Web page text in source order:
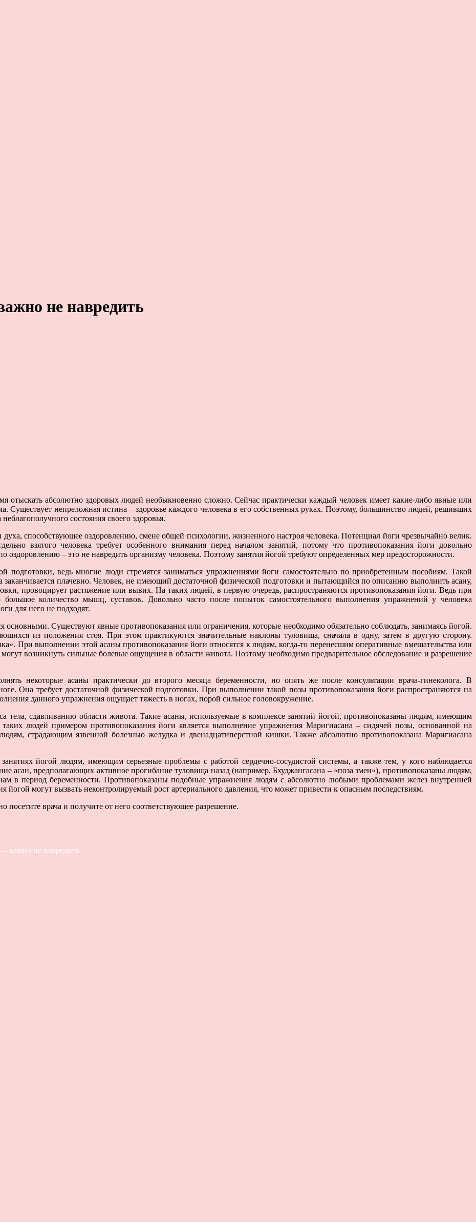
не навредить
отыскать абсолютно здоровых людей необыкновенно сложно. Сейчас практически каждый человек имеет какие-либо явные или
Существует непреложная истина – здоровье каждого человека в его собственных руках. Поэтому, большинство людей, решивших
состояния своего здоровья.
духа, способствующее оздоровлению, смене общей психологии, жизненного настроя человека. Потенциал йоги чрезвычайно велик.
взятого человека требует особенного внимания перед началом занятий, потому что противопоказания йоги довольно
оздоровлению – это не навредить организму человека. Поэтому занятия йогой требуют определенных мер предосторожности.
подготовки, ведь многие люди стремятся заниматься упражнениями йоги самостоятельно по приобретенным пособиям. Такой
заканчивается плачевно. Человек, не имеющий достаточной физической подготовки и пытающийся по описанию выполнить асану,
провоцирует растяжение или вывих. На таких людей, в первую очередь, распространяются противопоказания йоги. Ведь при
количество мышц, суставов. Довольно часто после попыток самостоятельного выполнения упражнений у человека
для него не подходят.
основными. Существуют явные противопоказания или ограничения, которые необходимо обязательно соблюдать, занимаясь йогой.
из положения стоя. При этом практикуются значительные наклоны туловища, сначала в одну, затем в другую сторону.
При выполнении этой асаны противопоказания йоги относятся к людям, когда-то перенесшим оперативные вмешательства или
возникнуть сильные болевые ощущения в области живота. Поэтому необходимо предварительное обследование и разрешение
некоторые асаны практически до второго месяца беременности, но опять же после консультации врача-гинеколога. В
Она требует достаточной физической подготовки. При выполнении такой позы противопоказания йоги распространяются на
данного упражнения ощущает тяжесть в ногах, порой сильное головокружение.
тела, сдавливанию области живота. Такие асаны, используемые в комплексе занятий йогой, противопоказаны людям, имеющим
людей примером противопоказания йоги является выполнение упражнения Маригиасана – сидячей позы, основанной на
страдающим язвенной болезнью желудка и двенадцатиперстной кишки. Также абсолютно противопоказана Маригиасана
йогой людям, имеющим серьезные проблемы с работой сердечно-сосудистой системы, а также тем, у кого наблюдается
асан, предполагающих активное прогибание туловища назад (например, Бхуджангасана – «поза змеи»), противопоказаны людям,
в период беременности. Противопоказаны подобные упражнения людям с абсолютно любыми проблемами желез внутренней
могут вызвать неконтролируемый рост артериального давления, что может привести к опасным последствиям.
посетите врача и получите от него соответствующее разрешение.
важно не навредить